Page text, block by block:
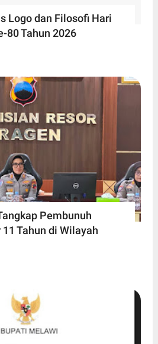
Logo dan Filosofi Hari
80 Tahun 2026
Pembunuh
Tahun di Wilayah